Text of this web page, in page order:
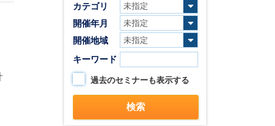
カテゴリ
開催年月
開催地域
キーワード
過去のセミナーも表示する